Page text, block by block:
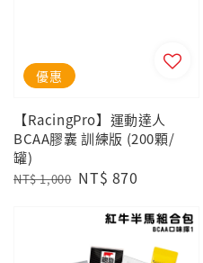
優惠
【RacingPro】運動達人
BCAA膠囊 訓練版 (200顆/
罐)
Regular
NT$ 1,000 Sale
NT$ 870